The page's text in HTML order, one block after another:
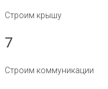
Строим крышу
7
Строим коммуникации